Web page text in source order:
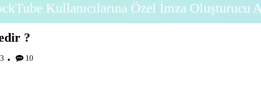
Kullanıcılarına Özel İmza
?
10